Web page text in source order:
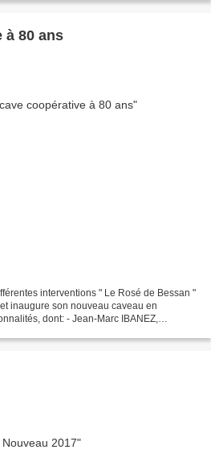
à 80 ans
interventions " Le Rosé de Bessan "
inaugure son nouveau caveau en
dont: - Jean-Marc IBANEZ,